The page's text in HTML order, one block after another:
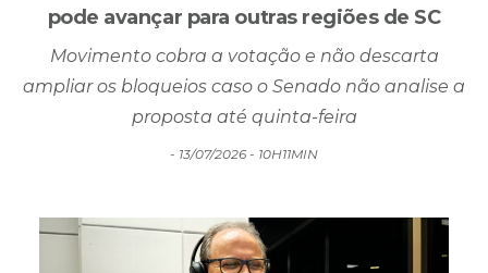
pode avançar para outras regiões de SC
Movimento cobra a votação e não descarta
ampliar os bloqueios caso o Senado não analise a
proposta até quinta-feira
- 13/07/2026 - 10H11MIN